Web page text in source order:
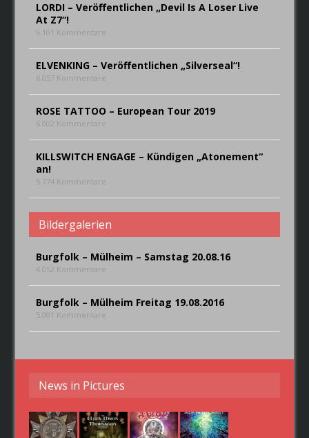
LORDI – Veröffentlichen „Devil Is A Loser Live
At Z7“!
6.101 Kommentare
ELVENKING – Veröffentlichen „Silverseal“!
6.057 Kommentare
ROSE TATTOO – European Tour 2019
6.002 Kommentare
KILLSWITCH ENGAGE – Kündigen „Atonement“
an!
5.774 Kommentare
Bildergalerien
Burgfolk – Mülheim – Samstag 20.08.16
4.052 Kommentare
Burgfolk – Mülheim Freitag 19.08.2016
5.001 Kommentare
News in Pictures